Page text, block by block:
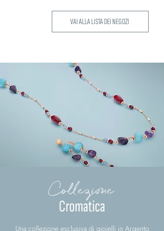
VAI ALLA LISTA DEI NEGOZI
Collezione
Cromatica
Una collezione esclusiva di gioielli in Argento